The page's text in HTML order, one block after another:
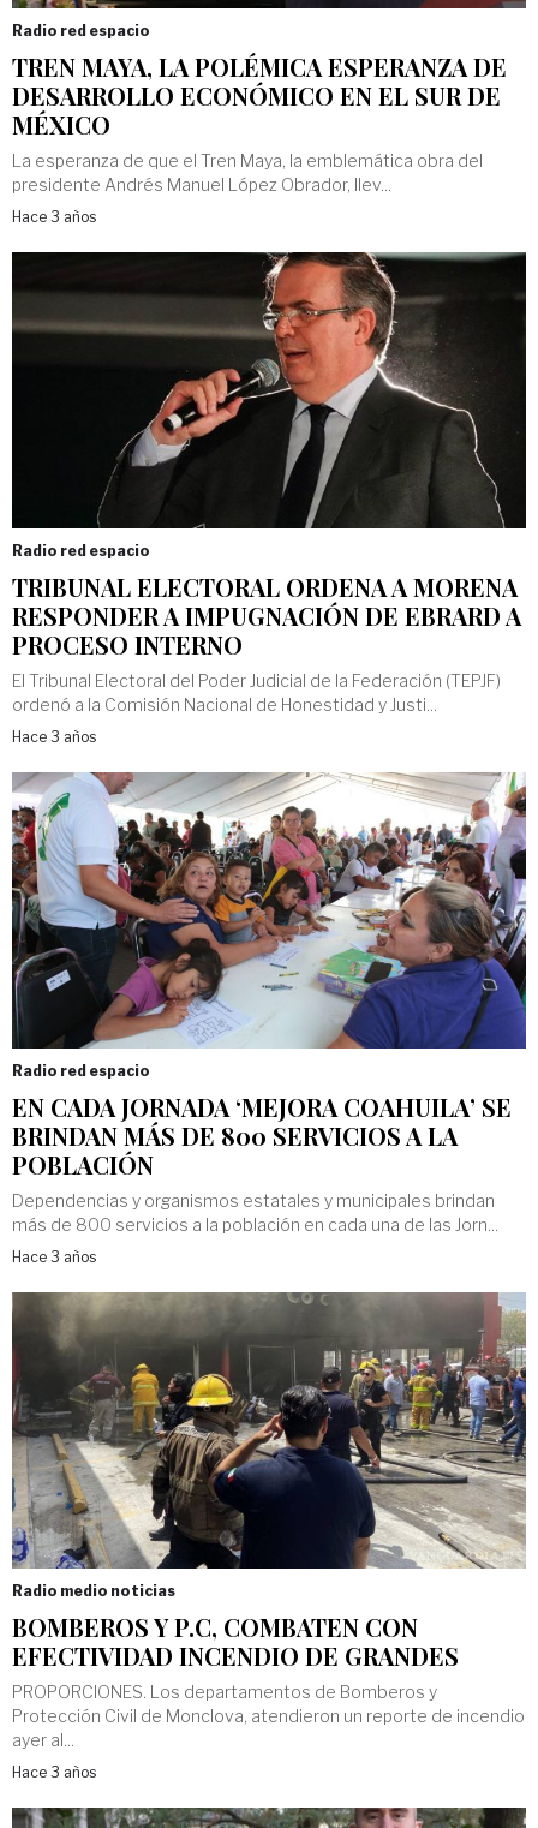
Radio red espacio
TREN MAYA, LA POLÉMICA ESPERANZA DE
DESARROLLO ECONÓMICO EN EL SUR DE
MÉXICO
La esperanza de que el Tren Maya, la emblemática obra del
presidente Andrés Manuel López Obrador, llev...
Hace 3 años
Radio red espacio
TRIBUNAL ELECTORAL ORDENA A MORENA
RESPONDER A IMPUGNACIÓN DE EBRARD A
PROCESO INTERNO
El Tribunal Electoral del Poder Judicial de la Federación (TEPJF)
ordenó a la Comisión Nacional de Honestidad y Justi...
Hace 3 años
Radio red espacio
EN CADA JORNADA ‘MEJORA COAHUILA’ SE
BRINDAN MÁS DE 800 SERVICIOS A LA
POBLACIÓN
Dependencias y organismos estatales y municipales brindan
más de 800 servicios a la población en cada una de las Jorn...
Hace 3 años
Radio medio noticias
BOMBEROS Y P.C, COMBATEN CON
EFECTIVIDAD INCENDIO DE GRANDES
PROPORCIONES. Los departamentos de Bomberos y
Protección Civil de Monclova, atendieron un reporte de incendio
ayer al...
Hace 3 años